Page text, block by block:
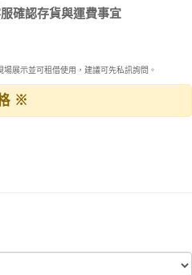
確認存貨與運費事宜
展示並可租借使用，建議可先私訊詢問。
※